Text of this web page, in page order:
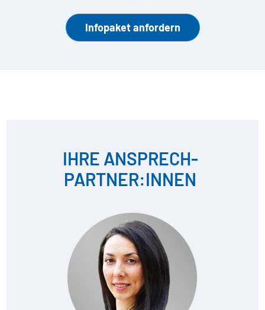
Infopaket anfordern
IHRE ANSPRECH­
PARTNER:INNEN